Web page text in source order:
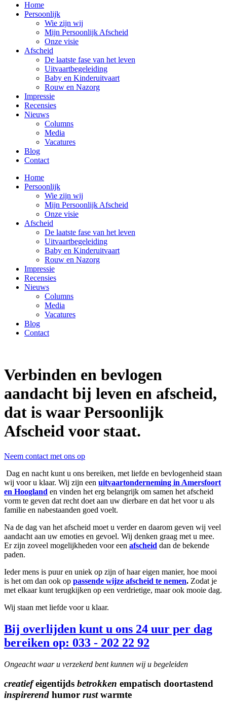
Home
Persoonlijk
Wie zijn wij
Mijn Persoonlijk Afscheid
Onze visie
Afscheid
De laatste fase van het leven
Uitvaartbegeleiding
Baby en Kinderuitvaart
Rouw en Nazorg
Impressie
Recensies
Nieuws
Columns
Media
Vacatures
Blog
Contact
Home
Persoonlijk
Wie zijn wij
Mijn Persoonlijk Afscheid
Onze visie
Afscheid
De laatste fase van het leven
Uitvaartbegeleiding
Baby en Kinderuitvaart
Rouw en Nazorg
Impressie
Recensies
Nieuws
Columns
Media
Vacatures
Blog
Contact
Verbinden en bevlogen
aandacht bij leven en afscheid,
dat is waar Persoonlijk
Afscheid voor staat.
Neem contact met ons op
Dag en nacht kunt u ons bereiken, met liefde en bevlogenheid staan
wij voor u klaar. Wij zijn een uitvaartonderneming in Amersfoort
en Hoogland en vinden het erg belangrijk om samen het afscheid
vorm te geven dat recht doet aan uw dierbare en dat het voor u als
familie en nabestaanden goed voelt.
Na de dag van het afscheid moet u verder en daarom geven wij veel
aandacht aan uw emoties en gevoel. Wij denken graag met u mee.
Er zijn zoveel mogelijkheden voor een afscheid dan de bekende
paden.
Ieder mens is puur en uniek op zijn of haar eigen manier, hoe mooi
is het om dan ook op passende wijze afscheid te nemen. Zodat je
met elkaar kunt terugkijken op een verdrietige, maar ook mooie dag.
Wij staan met liefde voor u klaar.
Bij overlijden kunt u ons 24 uur per dag
bereiken op: 033 - 202 22 92
Ongeacht waar u verzekerd bent kunnen wij u begeleiden
creatiefeigentijds betrokken empatisch doortastend
inspirerend humor rustwarmte